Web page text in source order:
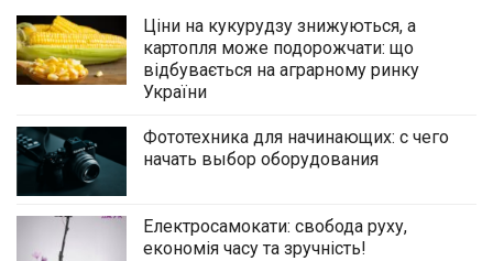
Ціни на кукурудзу знижуються, а
картопля може подорожчати: що
відбувається на аграрному ринку
України
Фототехника для начинающих: с чего
начать выбор оборудования
Електросамокати: свобода руху,
економія часу та зручність!